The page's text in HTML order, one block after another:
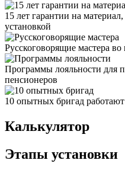
15 лет гарантии на
установкой
Русскоговорящие мастера во
Программы лояльности для
пенсионеров
10 опытных бригад
Калькулятор
Этапы установки